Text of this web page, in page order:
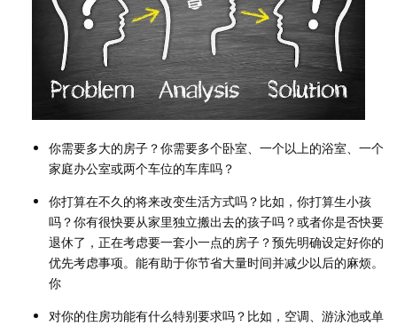
你需要多大的房子？你需要多个卧室、一个以上的浴室、一个
家庭办公室或两个车位的车库吗？
你打算在不久的将来改变生活方式吗？比如，你打算生小孩
吗？你有很快要从家里独立搬出去的孩子吗？或者你是否快要
退休了，正在考虑要一套小一点的房子？预先明确设定好你的
优先考虑事项。能有助于你节省大量时间并减少以后的麻烦。
你
对你的住房功能有什么特别要求吗？比如，空调、游泳池或单